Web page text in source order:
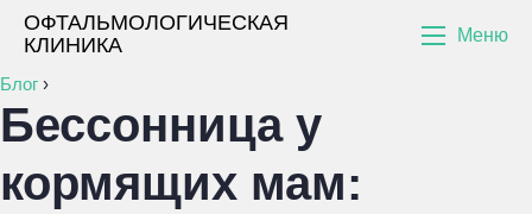
ОФТАЛЬМОЛОГИЧЕСКАЯ
КЛИНИКА
Меню
Блог ›
Бессонница у
кормящих мам: